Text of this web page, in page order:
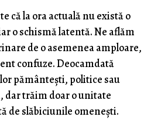
că la ora actuală nu există o
o schismă latentă. Ne aflăm
de o asemenea amploare,
confuze. Deocamdată
pământești, politice sau
dar trăim doar o unitate
de slăbiciunile omenești.